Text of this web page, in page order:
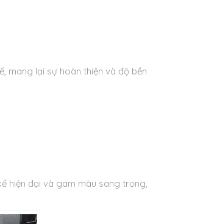
mang lại sự hoàn thiện và độ bền
hiện đại và gam màu sang trọng,